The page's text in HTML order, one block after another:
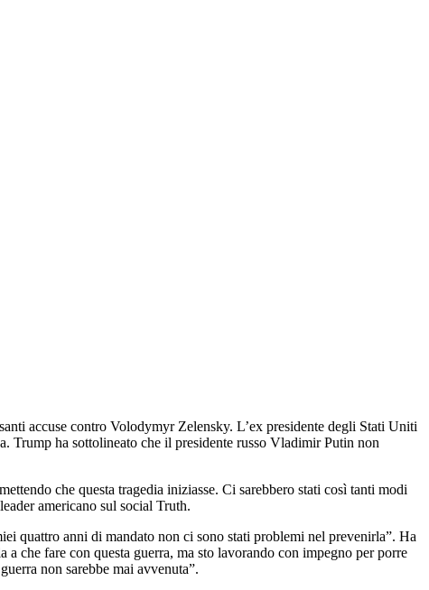
accuse contro Volodymyr Zelensky. L’ex presidente degli Stati Uniti
Trump ha sottolineato che il presidente russo Vladimir Putin non
che questa tragedia iniziasse. Ci sarebbero stati così tanti modi
americano sul social Truth.
quattro anni di mandato non ci sono stati problemi nel prevenirla”. Ha
che fare con questa guerra, ma sto lavorando con impegno per porre
non sarebbe mai avvenuta”.